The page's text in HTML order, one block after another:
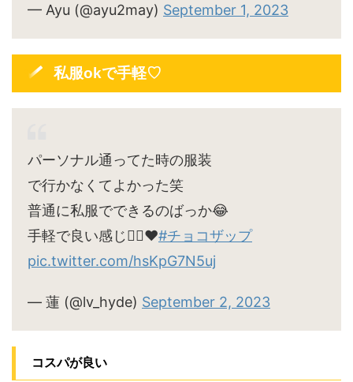
— Ayu (@ayu2may) September 1, 2023
私服okで手軽♡
パーソナル通ってた時の服装
で行かなくてよかった笑
普通に私服でできるのばっか😂
手軽で良い感じ🙆‍♀️♥#チョコザップ
pic.twitter.com/hsKpG7N5uj
— 蓮 (@lv_hyde) September 2, 2023
コスパが良い